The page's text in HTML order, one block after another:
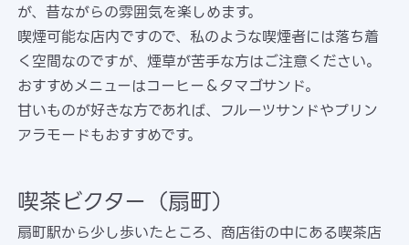
が、昔ながらの雰囲気を楽しめます。
喫煙可能な店内ですので、私のような喫煙者には落ち着
く空間なのですが、煙草が苦手な方はご注意ください。
おすすめメニューはコーヒー＆タマゴサンド。
甘いものが好きな方であれば、フルーツサンドやプリン
アラモードもおすすめです。
喫茶ビクター（扇町）
扇町駅から少し歩いたところ、商店街の中にある喫茶店